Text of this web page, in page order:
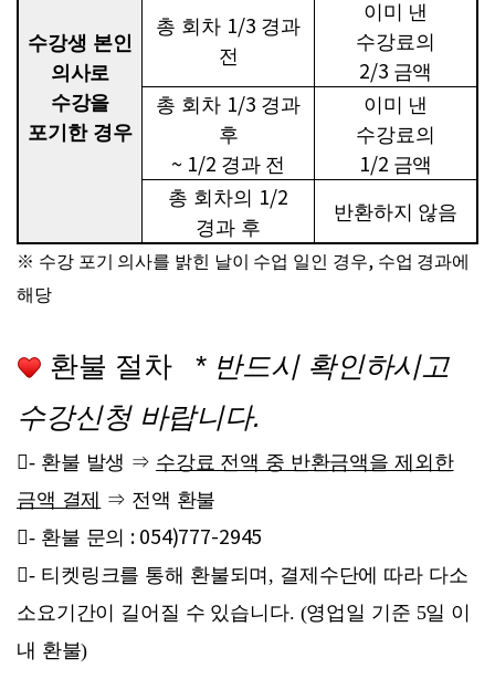
수강생 본인
의사로
수강을
포기한 경우
총 회차 1/3 경과
전
이미 낸
수강료의
2/3 금액
총 회차 1/3 경과
후
~ 1/2 경과 전
이미 낸
수강료의
1/2 금액
총 회차의 1/2
경과 후
반환하지 않음
※ 수강 포기 의사를 밝힌 날이 수업 일인 경우, 수업 경과에
해당
환불 절차 * 반드시 확인하시고
수강신청 바랍니다.
- 환불 발생 ⇒ 수강료 전액 중 반환금액을 제외한
금액 결제
⇒ 전액 환불
- 환불 문의 : 054)777-2945
- 티켓링크를 통해 환불되며, 결제수단에 따라 다소
소요기간이 길어질 수 있습니다. (영업일 기준 5일 이
내 환불)